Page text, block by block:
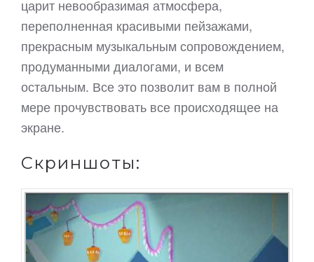
царит невообразимая атмосфера,
переполненная красивыми пейзажами,
прекрасным музыкальным сопровождением,
продуманными диалогами, и всем
остальным. Все это позволит вам в полной
мере прочувствовать все происходящее на
экране.
Скриншоты: